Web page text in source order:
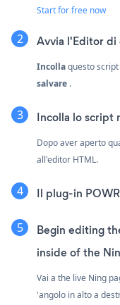
Start for free now
Avvia l'Editor di
Incollaquesto
salvare .
Incolla lo script
Dopo aver aperto
all'editor HTML.
Il plug-in
Begin editing
inside of the
Vai a the live Ning
'angolo in alto a